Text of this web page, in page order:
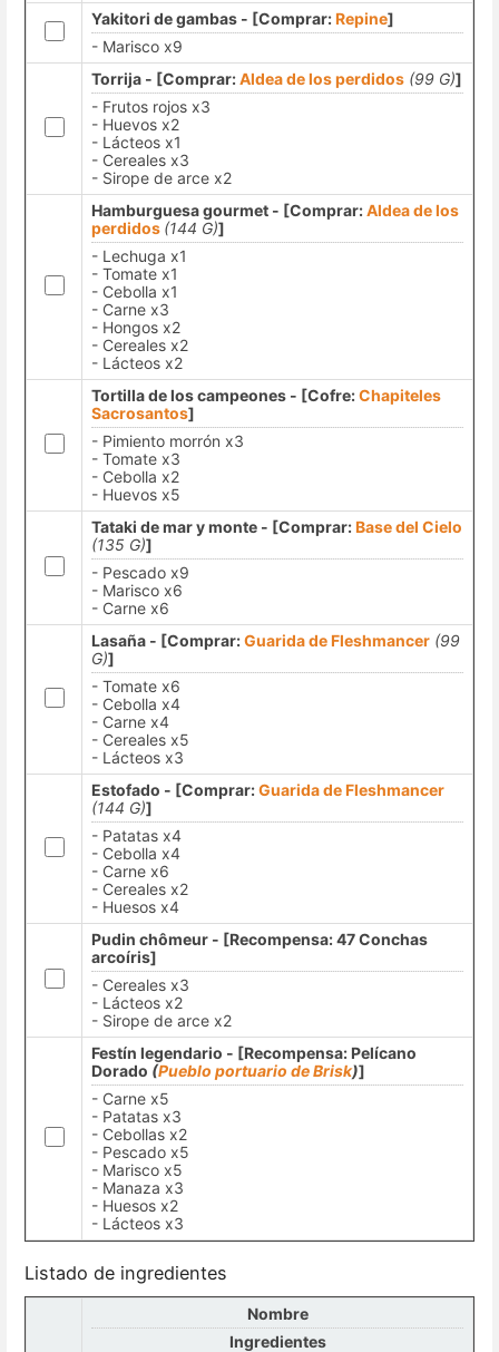
Yakitori de gambas - [Comprar:Repine]
- Marisco x9
Torrija - [Comprar:Aldea de los perdidos (99 G)]
- Frutos rojos x3
- Huevos x2
- Lácteos x1
- Cereales x3
- Sirope de arce x2
Hamburguesa gourmet - [Comprar:Aldea de los
perdidos (144 G)]
- Lechuga x1
- Tomate x1
- Cebolla x1
- Carne x3
- Hongos x2
- Cereales x2
- Lácteos x2
Tortilla de los campeones - [Cofre:Chapiteles
Sacrosantos]
- Pimiento morrón x3
- Tomate x3
- Cebolla x2
- Huevos x5
Tataki de mar y monte - [Comprar:Base del Cielo
(135 G)]
- Pescado x9
- Marisco x6
- Carne x6
Lasaña - [Comprar:Guarida de Fleshmancer (99
G)]
- Tomate x6
- Cebolla x4
- Carne x4
- Cereales x5
- Lácteos x3
Estofado - [Comprar:Guarida de Fleshmancer
(144 G)]
- Patatas x4
- Cebolla x4
- Carne x6
- Cereales x2
- Huesos x4
Pudin chômeur - [Recompensa: 47 Conchas
arcoíris]
- Cereales x3
- Lácteos x2
- Sirope de arce x2
Festín legendario - [Recompensa: Pelícano
Dorado (Pueblo portuario de Brisk)]
- Carne x5
- Patatas x3
- Cebollas x2
- Pescado x5
- Marisco x5
- Manaza x3
- Huesos x2
- Lácteos x3
Listado de ingredientes
Nombre
Ingredientes